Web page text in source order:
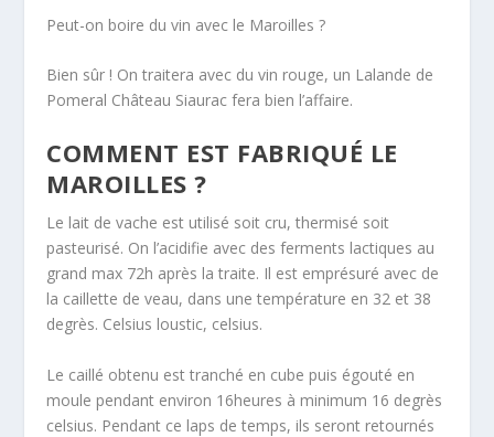
Peut-on boire du vin avec le Maroilles ?
Bien sûr ! On traitera avec du vin rouge, un Lalande de
Pomeral Château Siaurac fera bien l’affaire.
COMMENT EST FABRIQUÉ LE
MAROILLES ?
Le lait de vache est utilisé soit cru, thermisé soit
pasteurisé. On l’acidifie avec des ferments lactiques au
grand max 72h après la traite. Il est emprésuré avec de
la caillette de veau, dans une température en 32 et 38
degrès. Celsius loustic, celsius.
Le caillé obtenu est tranché en cube puis égouté en
moule pendant environ 16heures à minimum 16 degrès
celsius. Pendant ce laps de temps, ils seront retournés